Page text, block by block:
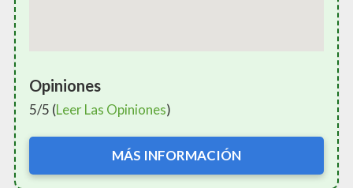
Opiniones
5/5 (Leer Las Opiniones)
MÁS INFORMACIÓN